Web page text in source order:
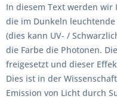
In diesem Text werden
die im Dunkeln
(dies kann UV- /
die Farbe die Photonen.
freigesetzt und dieser
Dies ist in der
Emission von Licht durch